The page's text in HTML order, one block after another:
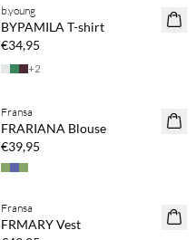
b.young
BYPAMILA T-shirt
€34,95
+2
NEWS
Fransa
FRARIANA Blouse
€39,95
NEWS
Koop min. 2 & bespaar 20%
Fransa
FRMARY Vest